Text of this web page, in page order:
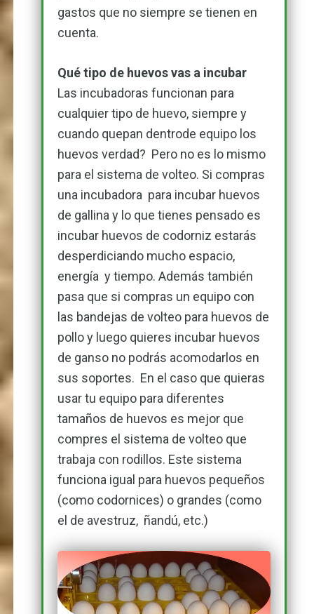
gastos que no siempre se tienen en
cuenta.
Qué tipo de huevos vas a incubar
Las incubadoras funcionan para
cualquier tipo de huevo, siempre y
cuando quepan dentrode equipo los
huevos verdad? Pero no es lo mismo
para el sistema de volteo. Si compras
una incubadora para incubar huevos
de gallina y lo que tienes pensado es
incubar huevos de codorniz estarás
desperdiciando mucho espacio,
energía y tiempo. Además también
pasa que si compras un equipo con
las bandejas de volteo para huevos de
pollo y luego quieres incubar huevos
de ganso no podrás acomodarlos en
sus soportes. En el caso que quieras
usar tu equipo para diferentes
tamaños de huevos es mejor que
compres el sistema de volteo que
trabaja con rodillos. Este sistema
funciona igual para huevos pequeños
(como codornices) o grandes (como
el de avestruz, ñandú, etc.)